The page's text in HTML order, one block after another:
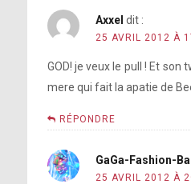
Axxel dit :
25 AVRIL 2012 À
GOD! je veux le pull ! Et son
mere qui fait la apatie de
RÉPONDRE
GaGa-Fashion-
25 AVRIL 2012 À